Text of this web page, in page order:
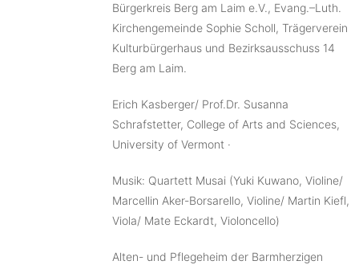
Bürgerkreis Berg am Laim e.V., Evang.–Luth.
Kirchengemeinde Sophie Scholl, Trägerverein
Kulturbürgerhaus und Bezirksausschuss 14
Berg am Laim.
Erich Kasberger/ Prof.Dr. Susanna
Schrafstetter, College of Arts and Sciences,
University of Vermont ·
Musik: Quartett Musai (Yuki Kuwano, Violine/
Marcellin Aker-Borsarello, Violine/ Martin Kiefl,
Viola/ Mate Eckardt, Violoncello)
Alten- und Pflegeheim der Barmherzigen